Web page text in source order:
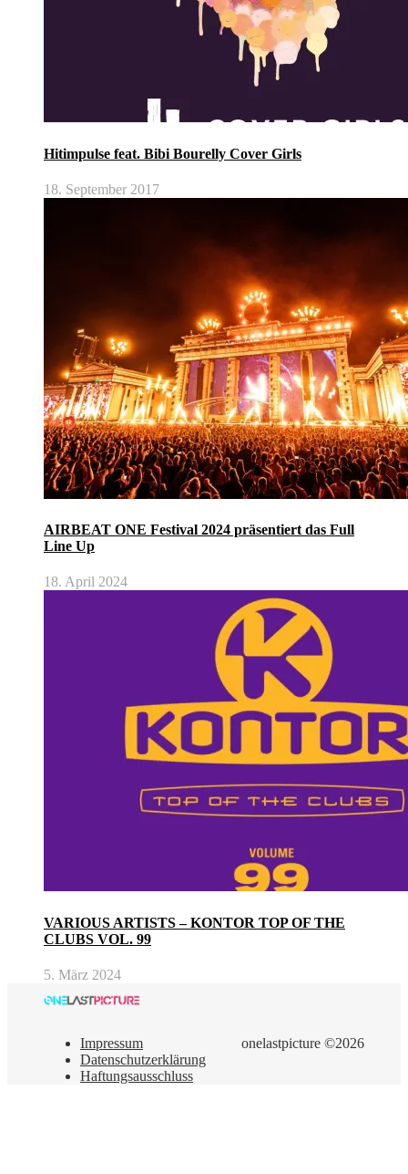
Hitimpulse feat. Bibi Bourelly Cover Girls
18. September 2017
AIRBEAT ONE Festival 2024 präsentiert das Full
Line Up
18. April 2024
VARIOUS ARTISTS – KONTOR TOP OF THE
CLUBS VOL. 99
5. März 2024
onelastpicture ©2026
Impressum
Datenschutzerklärung
Haftungsausschluss